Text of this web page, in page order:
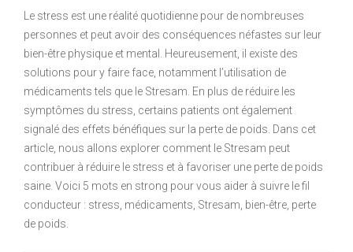
Le stress est une réalité quotidienne pour de nombreuses
personnes et peut avoir des conséquences néfastes sur leur
bien-être physique et mental. Heureusement, il existe des
solutions pour y faire face, notamment l’utilisation de
médicaments tels que le Stresam. En plus de réduire les
symptômes du stress, certains patients ont également
signalé des effets bénéfiques sur la perte de poids. Dans cet
article, nous allons explorer comment le Stresam peut
contribuer à réduire le stress et à favoriser une perte de poids
saine. Voici 5 mots en strong pour vous aider à suivre le fil
conducteur : stress, médicaments, Stresam, bien-être, perte
de poids.